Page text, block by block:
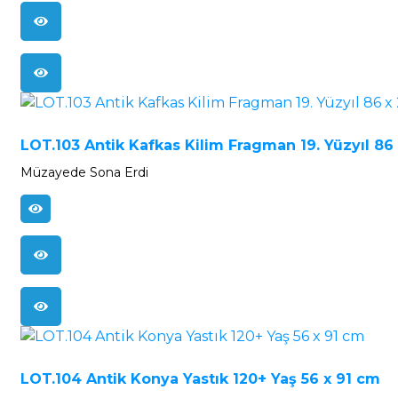
LOT.103 Antik Kafkas Kilim Fragman 19. Yüzyıl
Müzayede Sona Erdi
LOT.104 Antik Konya Yastık 120+ Yaş 56 x 91 cm